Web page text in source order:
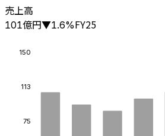
売上高
101億円▼1.6%FY25
75
113
150